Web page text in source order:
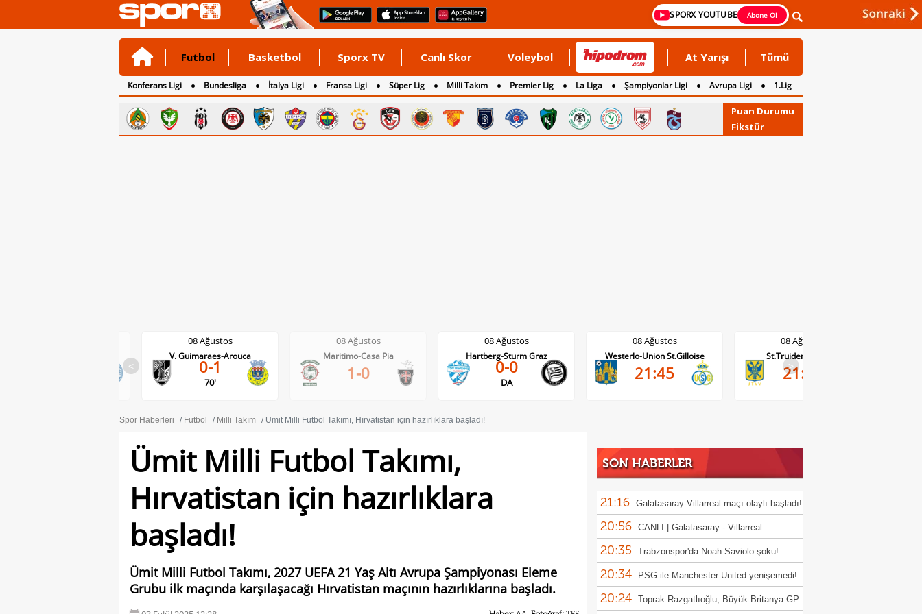
SPORX YOUTUBE Abone Ol
Futbol Basketbol Sporx TV Canlı Skor Voleybol At Yarışı Tümü
Konferans Ligi Bundesliga İtalya Ligi Fransa Ligi Süper Lig Milli Takım Premier Lig La Liga Şampiyonlar Ligi Avrupa Ligi
1.Lig
2. Lig
3. Lig
Puan Durumu
Fikstür
<
08 Ağustos
Maritimo-Casa Pia
1-0
08 Ağustos
Hartberg-Sturm Graz
0-0
DA
08 Ağustos
Westerlo-Union St.Gilloise
21:45
08 Ağustos
St.Truiden-Lommel
21:45
08 Ağustos
Standard Liege-Cercle Brugge
2-2
>
Spor Haberleri Futbol Milli Takım Ümit Milli Futbol Takımı, Hırvatistan için hazırlıklara başladı!
Ümit Milli Futbol Takımı,
Hırvatistan için hazırlıklara
başladı!
Ümit Milli Futbol Takımı, 2027 UEFA 21 Yaş Altı Avrupa Şampiyonası Eleme
Grubu ilk maçında karşılaşacağı Hırvatistan maçının hazırlıklarına başladı.
SON HABERLER
21:16 Galatasaray-Villarreal maçı olaylı başladı!
20:56 CANLI | Galatasaray - Villarreal
20:35 Trabzonspor'da Noah Saviolo şoku!
Oyuna devam edemedi
20:34 PSG ile Manchester United yenişemedi!
20:24 Toprak Razgatlıoğlu, Büyük Britanya GP